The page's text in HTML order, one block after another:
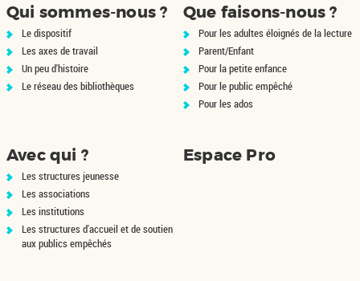
Qui sommes-nous ?
Le dispositif
Les axes de travail
Un peu d'histoire
Le réseau des bibliothèques
Que faisons-nous ?
Pour les adultes éloignés de la lecture
Parent/Enfant
Pour la petite enfance
Pour le public empêché
Pour les ados
Avec qui ?
Les structures jeunesse
Les associations
Les institutions
Les structures d'accueil et de soutien
aux publics empêchés
Espace Pro